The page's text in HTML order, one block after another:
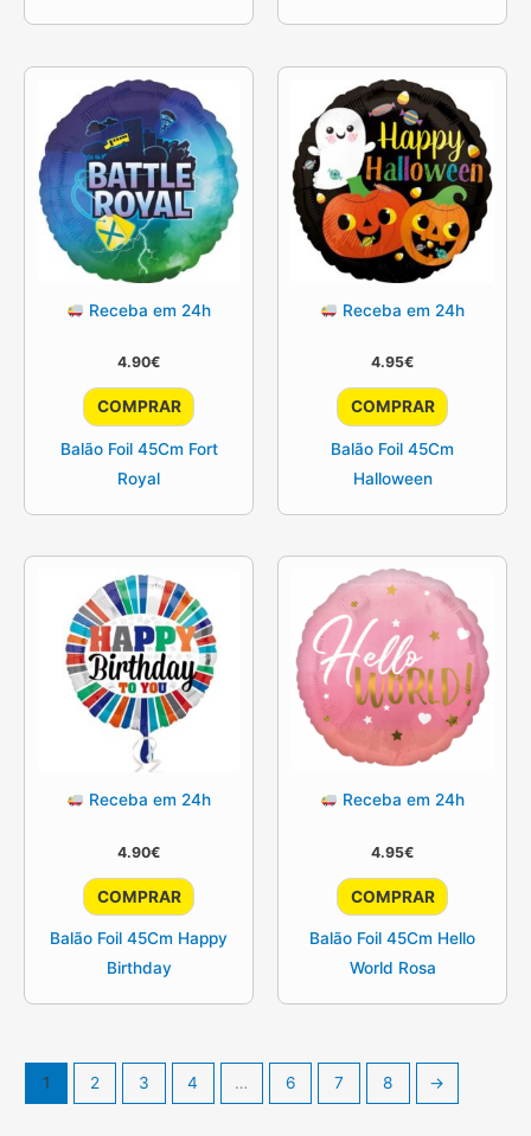
Receba em 24h
4.90€
COMPRAR
Balão Foil 45Cm Fort
Royal
Receba em 24h
4.95€
COMPRAR
Balão Foil 45Cm
Halloween
Receba em 24h
4.90€
COMPRAR
Balão Foil 45Cm Happy
Birthday
Receba em 24h
4.95€
COMPRAR
Balão Foil 45Cm Hello
World Rosa
1 2 3 4 … 6 7 8 →